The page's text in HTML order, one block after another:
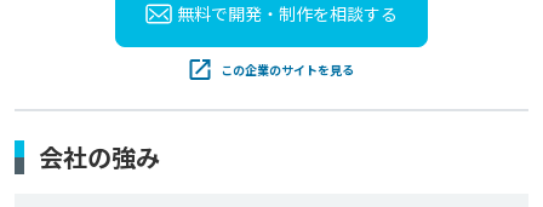
無料で開発・制作を相談する
この企業のサイトを見る
会社の強み